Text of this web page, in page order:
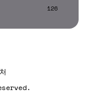
126